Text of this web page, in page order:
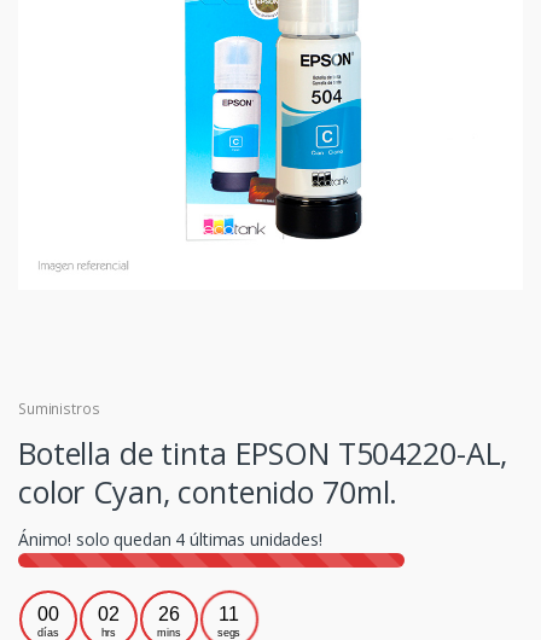
Suministros
Botella de tinta EPSON T504220-AL,
color Cyan, contenido 70ml.
Ánimo! solo quedan 4 últimas unidades!
00
días
02
hrs
26
mins
10
segs